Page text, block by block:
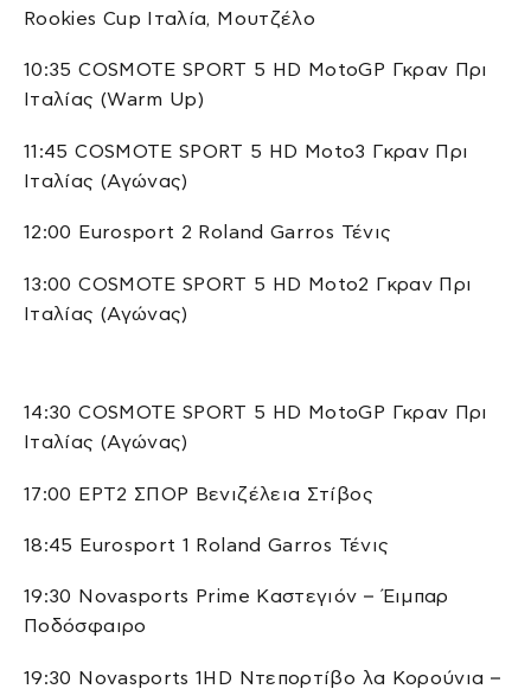
Rookies Cup Ιταλία, Μουτζέλο
10:35 COSMOTE SPORT 5 HD MotoGP Γκραν Πρι
Ιταλίας (Warm Up)
11:45 COSMOTE SPORT 5 HD Moto3 Γκραν Πρι
Ιταλίας (Αγώνας)
12:00 Eurosport 2 Roland Garros Τένις
13:00 COSMOTE SPORT 5 HD Moto2 Γκραν Πρι
Ιταλίας (Αγώνας)
14:30 COSMOTE SPORT 5 HD MotoGP Γκραν Πρι
Ιταλίας (Αγώνας)
17:00 ΕΡΤ2 ΣΠΟΡ Βενιζέλεια Στίβος
18:45 Eurosport 1 Roland Garros Τένις
19:30 Novasports Prime Καστεγιόν – Έιμπαρ
Ποδόσφαιρο
19:30 Novasports 1HD Ντεπορτίβο λα Κορούνια –